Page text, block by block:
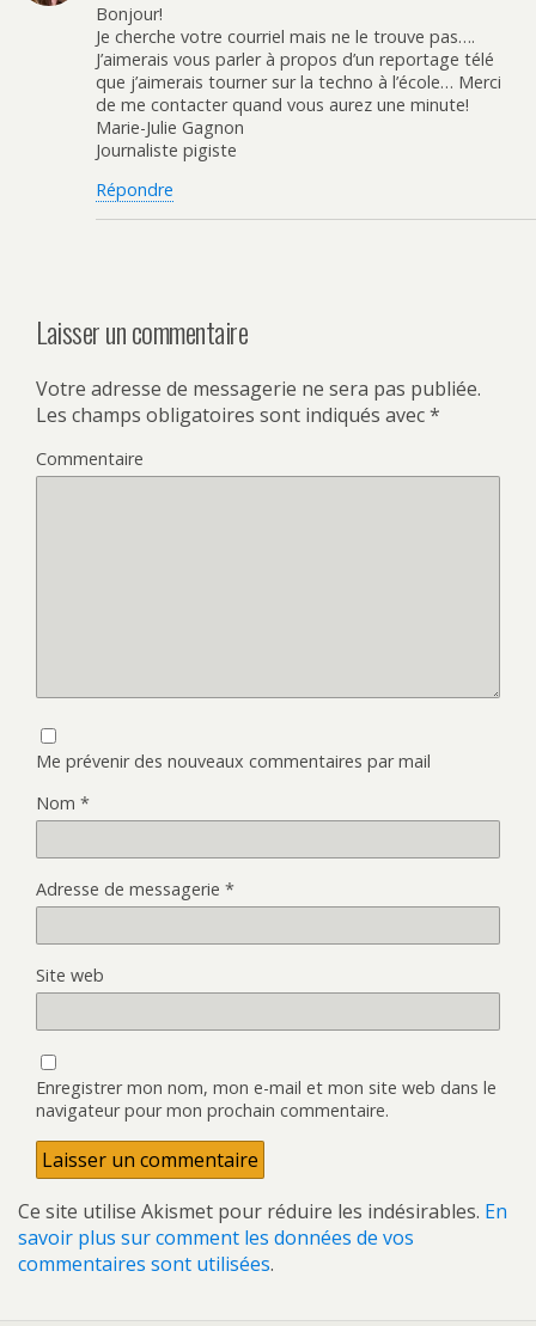
Bonjour!
Je cherche votre courriel mais ne le trouve pas….
J’aimerais vous parler à propos d’un reportage télé
que j’aimerais tourner sur la techno à l’école… Merci
de me contacter quand vous aurez une minute!
Marie-Julie Gagnon
Journaliste pigiste
Répondre
Laisser un commentaire
Votre adresse de messagerie ne sera pas publiée.
Les champs obligatoires sont indiqués avec*
Commentaire
Me prévenir des nouveaux commentaires par mail
Nom *
Adresse de messagerie *
Site web
Enregistrer mon nom, mon e-mail et mon site web dans le
navigateur pour mon prochain commentaire.
Ce site utilise Akismet pour réduire les indésirables. En
savoir plus sur comment les données de vos
commentaires sont utilisées.